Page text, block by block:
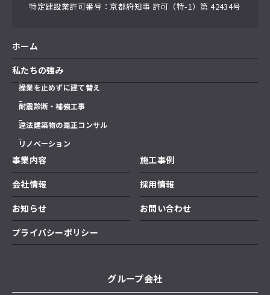
特定建設業許可番号
京都府知事 許可（特-1）第 42434号
ホーム
私たちの強み
操業を止めずに建て替え
耐震診断・補強工事
違法建築物の是正コンサル
リノベーション
事業内容
施工事例
会社情報
採用情報
お知らせ
お問い合わせ
プライバシーポリシー
グループ会社